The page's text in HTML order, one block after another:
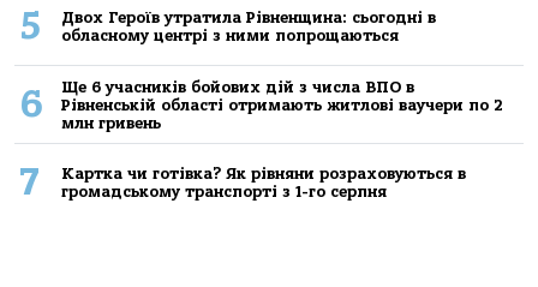
5
Двох Героїв утратила Рівненщина: сьогодні в
обласному центрі з ними попрощаються
6
Ще 6 учасників бойових дій з числа ВПО в
Рівненській області отримають житлові ваучери по 2
млн гривень
7
Картка чи готівка? Як рівняни розраховуються в
громадському транспорті з 1-го серпня